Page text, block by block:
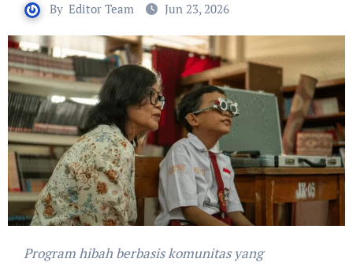
By Editor Team Jun 23, 2026
Program hibah berbasis komunitas yang